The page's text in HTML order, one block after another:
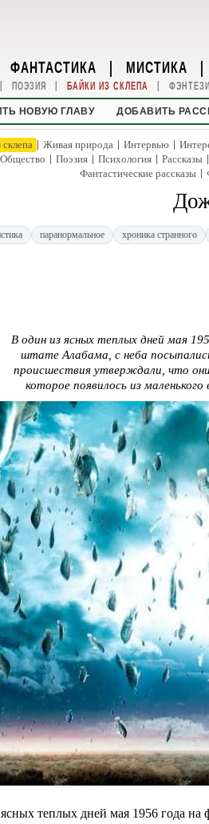
ФАНТАСТИКА | МИСТИКА |
| ПОЭЗИЯ | БАЙКИ ИЗ СКЛЕПА | ФЭНТЕЗИ
НОВУЮ ГЛАВУ ДОБАВИТЬ
склепа | Живая природа | Интервью |
Общество | Поэзия | Психология | Рассказы |
Фантастические рассказы |
паранормальное хроника странного
В один из ясных теплых дней мая
штате Алабама, с неба
происшествия утверждали, что
которое появилось из
теплых дней мая 1956 года